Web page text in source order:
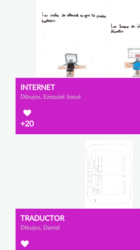
INTERNET
Dibujos, Ezequiel Josué
+20
TRADUCTOR
Dibujos, Daniel